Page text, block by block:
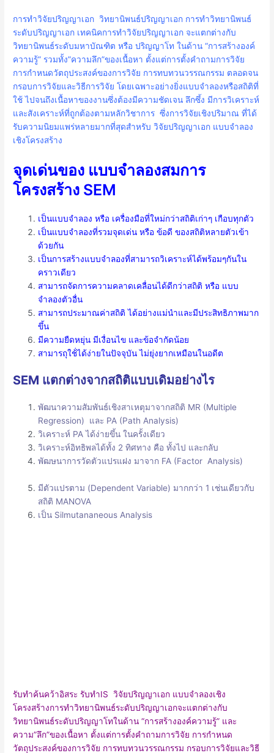
การทำวิจัยปริญญาเอก วิทยานิพนธ์ปริญญาเอก การทำวิทยานิพนธ์
ระดับปริญญาเอก เทคนิคการทำวิจัยปริญญาเอก จะแตกต่างกับ
วิทยานิพนธ์ระดับมหาบัณฑิต หรือ ปริญญาโท ในด้าน “การสร้างองค์
ความรู้” รวมทั้ง”ความลึก”ของเนื้อหา ตั้งแต่การตั้งคำถามการวิจัย
การกำหนดวัตถุประสงค์ของการวิจัย การทบทวนวรรณกรรม ตลอดจน
กรอบการวิจัยและวิธีการวิจัย โดยเฉพาะอย่างยิ่งแบบจำลองหรือสถิติที่
ใช้ ไปจนถึงเนื้อหาของงานซึ่งต้องมีความชัดเจน ลึกซึ้ง มีการวิเคราะห์
และสังเคราะห์ที่ถูกต้องตามหลักวิชาการ ซึ่งการวิจัยเชิงปริมาณ ที่ได้
รับความนิยมแพร่หลายมากที่สุดสำหรับ วิจัยปริญญาเอก แบบจำลอง
เชิงโครงสร้าง
จุดเด่นของ แบบจำลองสมการ
โครงสร้าง SEM
เป็นแบบจำลอง หรือ เครื่องมือที่ใหม่กว่าสถิติเก่าๆ เกือบทุกตัว
เป็นแบบจำลองที่รวมจุดเด่น หรือ ข้อดี ของสถิติหลายตัวเข้า
ด้วยกัน
เป็นการสร้างแบบจำลองที่สามารถวิเคราะห์ได้พร้อมๆกันใน
คราวเดียว
สามารถจัดการความคลาดเคลื่อนได้ดีกว่าสถิติ หรือ แบบ
จำลองตัวอื่น
สามารถประมาณค่าสถิติ ได้อย่างแม่นำและมีประสิทธิภาพมาก
ขึ้น
มีความยืดหยุ่น มีเงื่อนไข และข้อจำกัดน้อย
สามารถุใช้่ได้ง่ายในปัจจุบัน ไม่ยุ่งยากเหมือนในอดีต
SEM แตกต่างจากสถิติแบบเดิมอย่างไร
พัฒนาความสัมพันธ์เชิงสาเหตุมาจากสถิติ MR (Multiple
Regression) และ PA (Path Analysis)
วิเคราะห์ PA ได้ง่ายขึ้น ในครั้งเดียว
วิเคราะห์อิทธิพลได้ทั้ง 2 ทิศทาง คือ ทั้งไป และกลับ
พัฒษนาการวัดตัวแปรแฝง มาจาก FA (Factor Analysis)
มีตัวแปรตาม (Dependent Variable) มากกว่า 1 เช่นเดียวกับ
สถิติ MANOVA
เป็น Silmutananeous Analysis
รับทำค้นคว้าอิสระ รับทำIS วิจัยปริญญาเอก แบบจำลองเชิง
โครงสร้างการทำวิทยานิพนธ์ระดับปริญญาเอกจะแตกต่างกับ
วิทยานิพนธ์ระดับปริญญาโทในด้าน “การสร้างองค์ความรู้” และ
ความ”ลึก”ของเนื้อหา ตั้งแต่การตั้งคำถามการวิจัย การกำหนด
วัตถุประสงค์ของการวิจัย การทบทวนวรรณกรรม กรอบการวิจัยและวิธี